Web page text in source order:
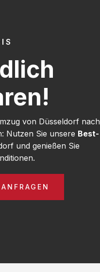
von Düsseldorf nach
Nutzen Sie unsere Best-
und genießen Sie